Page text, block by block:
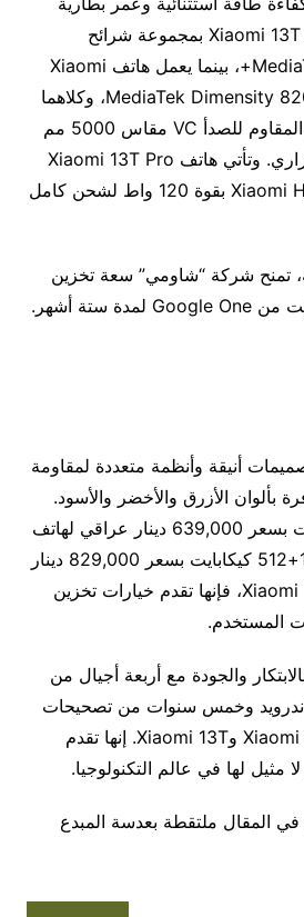
طويل. يتميز هاتف Xiaomi 13T Pro بمجموعة شرائح
MediaTek Dimensity 9200+، بينما يعمل هاتف Xiaomi
13T بواسطة MediaTek Dimensity 8200-Ultra، وكلاهما
مزوّد بلوحة من الفولاذ المقاوم للصدأ VC مقاس 5000 مم
(2) لتحسين التبديد الحراري. وتأتي هاتف Xiaomi 13T Pro
مع تقنية Xiaomi HyperCharge بقوة 120 واط لشحن كامل
تمنح شركة “شاومي” سعة تخزين
أنيقة وأنظمة متعددة لمقاومة
بألوان الأزرق والأخضر والأسود.
ذاكرة 12+256 كيكابايت بسعر 639,000 دينار عراقي لهاتف
Xiaomi 13T وذاكرة 12+512 كيكابايت بسعر 829,000 دينار
عراقي لهاتف Xiaomi 13T Pro، فإنها تقدم خيارات تخزين
المستخدم.
والجودة مع أربعة أجيال من
وخمس سنوات من تصحيحات
الأمان لهاتفي Xiaomi 13T Pro وXiaomi 13T. إنها تقدم
مثيل لها في عالم التكنولوجيا.
المقال ملتقطة بعدسة المبدع